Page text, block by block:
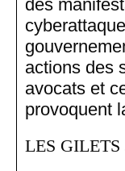
des
actions des
avocats et
provoquent
LES